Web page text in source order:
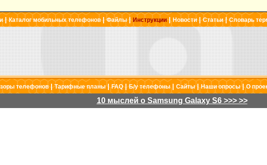
|Каталог мобильных телефонов|Файлы|Инструкции| Новости|Статьи|Словарь
телефонов|Тарифные планы|FAQ|Б/у телефоны| Сайты|Наши опросы|О
10 мыслей о Samsung Galaxy S6 >>> >>